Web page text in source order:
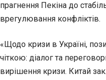
прагнення Пекіна до
врегулювання конфліктів.
«Щодо кризи в Україні,
чіткою: діалог та
вирішення кризи. Китай